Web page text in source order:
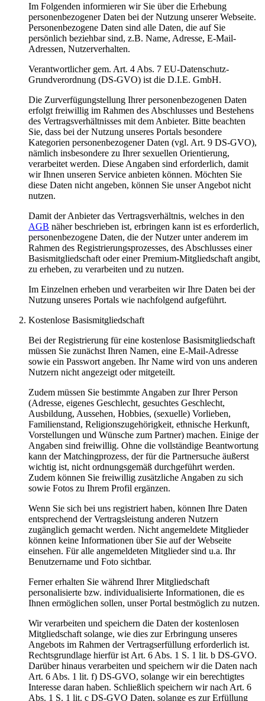
Im Folgenden informieren wir Sie über die Erhebung
personenbezogener Daten bei der Nutzung unserer Webseite.
Personenbezogene Daten sind alle Daten, die auf Sie
persönlich beziehbar sind, z.B. Name, Adresse, E-Mail-
Adressen, Nutzerverhalten.
Verantwortlicher gem. Art. 4 Abs. 7 EU-Datenschutz-
Grundverordnung (DS-GVO) ist die D.I.E. GmbH.
Die Zurverfügungstellung Ihrer personenbezogenen Daten
erfolgt freiwillig im Rahmen des Abschlusses und Bestehens
des Vertragsverhältnisses mit dem Anbieter. Bitte beachten
Sie, dass bei der Nutzung unseres Portals besondere
Kategorien personenbezogener Daten (vgl. Art. 9 DS-GVO),
nämlich insbesondere zu Ihrer sexuellen Orientierung,
verarbeitet werden. Diese Angaben sind erforderlich, damit
wir Ihnen unseren Service anbieten können. Möchten Sie
diese Daten nicht angeben, können Sie unser Angebot nicht
nutzen.
Damit der Anbieter das Vertragsverhältnis, welches in den
AGB näher beschrieben ist, erbringen kann ist es erforderlich,
personenbezogene Daten, die der Nutzer unter anderem im
Rahmen des Registrierungsprozesses, des Abschlusses einer
Basismitgliedschaft oder einer Premium-Mitgliedschaft angibt,
zu erheben, zu verarbeiten und zu nutzen.
Im Einzelnen erheben und verarbeiten wir Ihre Daten bei der
Nutzung unseres Portals wie nachfolgend aufgeführt.
Kostenlose Basismitgliedschaft
Bei der Registrierung für eine kostenlose Basismitgliedschaft
müssen Sie zunächst Ihren Namen, eine E-Mail-Adresse
sowie ein Passwort angeben. Ihr Name wird von uns anderen
Nutzern nicht angezeigt oder mitgeteilt.
Zudem müssen Sie bestimmte Angaben zur Ihrer Person
(Adresse, eigenes Geschlecht, gesuchtes Geschlecht,
Ausbildung, Aussehen, Hobbies, (sexuelle) Vorlieben,
Familienstand, Religionszugehörigkeit, ethnische Herkunft,
Vorstellungen und Wünsche zum Partner) machen. Einige der
Angaben sind freiwillig. Ohne die vollständige Beantwortung
kann der Matchingprozess, der für die Partnersuche äußerst
wichtig ist, nicht ordnungsgemäß durchgeführt werden.
Zudem können Sie freiwillig zusätzliche Angaben zu sich
sowie Fotos zu Ihrem Profil ergänzen.
Wenn Sie sich bei uns registriert haben, können Ihre Daten
entsprechend der Vertragsleistung anderen Nutzern
zugänglich gemacht werden. Nicht angemeldete Mitglieder
können keine Informationen über Sie auf der Webseite
einsehen. Für alle angemeldeten Mitglieder sind u.a. Ihr
Benutzername und Foto sichtbar.
Ferner erhalten Sie während Ihrer Mitgliedschaft
personalisierte bzw. individualisierte Informationen, die es
Ihnen ermöglichen sollen, unser Portal bestmöglich zu nutzen.
Wir verarbeiten und speichern die Daten der kostenlosen
Mitgliedschaft solange, wie dies zur Erbringung unseres
Angebots im Rahmen der Vertragserfüllung erforderlich ist.
Rechtsgrundlage hierfür ist Art. 6 Abs. 1 S. 1 lit. b DS-GVO.
Darüber hinaus verarbeiten und speichern wir die Daten nach
Art. 6 Abs. 1 lit. f) DS-GVO, solange wir ein berechtigtes
Interesse daran haben. Schließlich speichern wir nach Art. 6
Abs. 1 S. 1 lit. c DS-GVO Daten, solange es zur Erfüllung